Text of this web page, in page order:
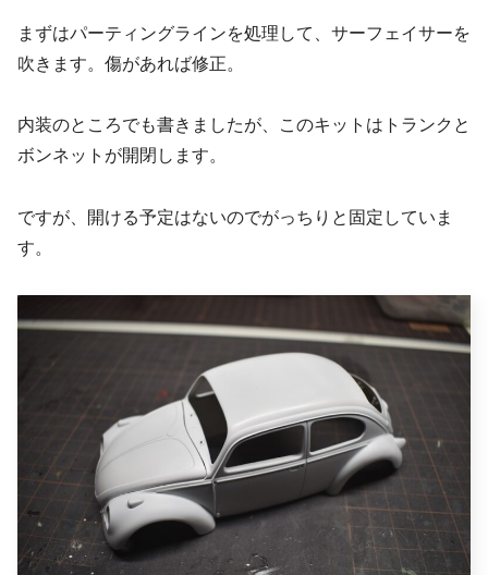
まずはパーティングラインを処理して、サーフェイサーを
吹きます。傷があれば修正。
内装のところでも書きましたが、このキットはトランクと
ボンネットが開閉します。
ですが、開ける予定はないのでがっちりと固定していま
す。